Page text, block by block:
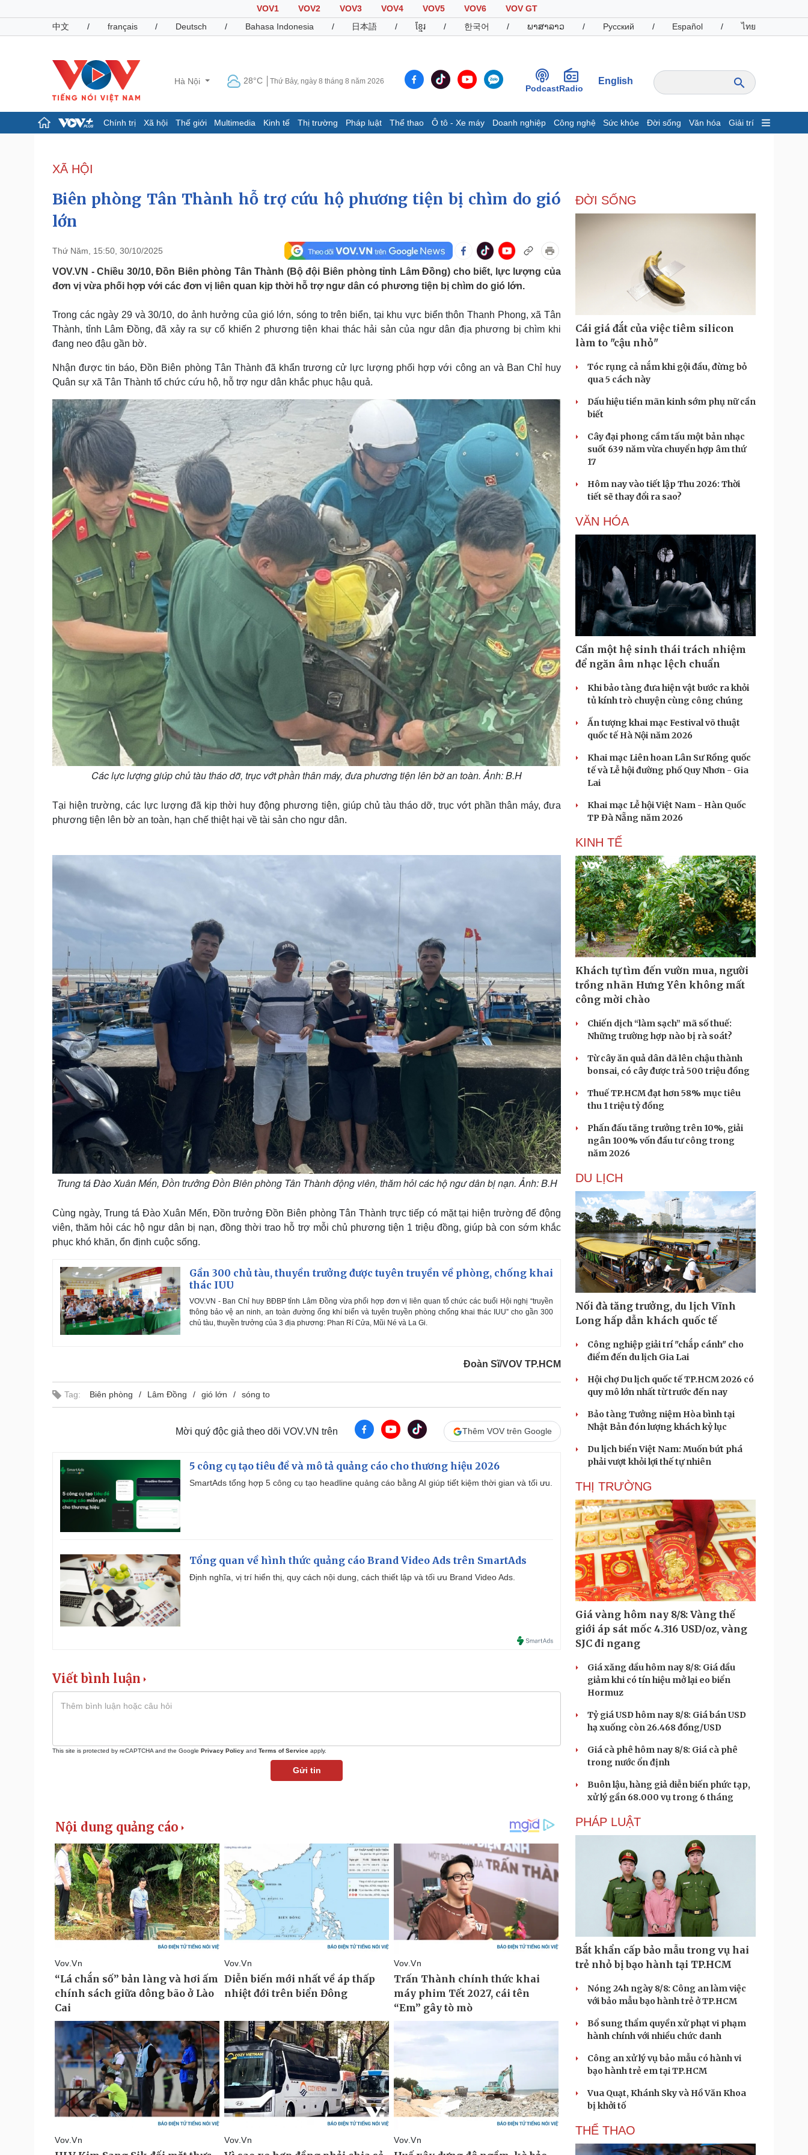
VOV1 VOV2 VOV3 VOV4 VOV5 VOV6
VOV GT
中文
/ français / Deutsch / Bahasa Indonesia / 日本語 / ខ្មែរ / 한국어 / ພາສາລາວ / Русский / Español / ไทย
Hà Nội 28°C Thứ Bảy, ngày 8 tháng 8 năm 2026
PodcastRadio
English
Chính trị Xã hội Thế giới Multimedia Kinh tế Thị trường Pháp luật Thể thao Ô tô - Xe máy Doanh nghiệp Công nghệ Sức khỏe Đời sống Văn hóa Giải trí
Đảng
Tổ chức nhân sự
Nhận diện sự thật
Dấu ấn VOV
Infographic
Giá cà phê
Pháp luật
Tin nóng
Tư vấn luật
Việt Nam
Phân tích
Thể thao
Lịch thi đấu bóng đá
Thế giới thể thao
Hậu trường
Ô tô - Xe máy
Xe máy
Tư vấn
Doanh nghiệp
Doanh nghiệp 24h
Sành điệu
Tin Công nghệ
Trải nghiệm
Chuyển đổi số
Sức khỏe
Dinh dưỡng - món ngon
Cây thuốc
Sản phụ khoa
Nhi khoa
Nam khoa
Làm đẹp - giảm cân
Phòng mạch online
Ăn sạch sống khỏe
Đời sống
Blog
Tình yêu - Gia đình
Văn hóa
Văn học
Âm nhạc
Di sản
Giải trí
Thời trang
Sao Việt
Du lịch
Săn Tour
check-in
Podcast
Đọc truyện đêm khuya
Hạt giống tâm hồn
Cải chính
XÃ HỘI
Biên phòng Tân Thành hỗ trợ cứu hộ phương tiện bị chìm do gió
lớn
Thứ Năm, 15:50, 30/10/2025
VOV.VN - Chiều 30/10, Đồn Biên phòng Tân Thành (Bộ đội Biên phòng tỉnh Lâm Đồng) cho biết, lực lượng của
đơn vị vừa phối hợp với các đơn vị liên quan kịp thời hỗ trợ ngư dân có phương tiện bị chìm do gió lớn.
Trong các ngày 29 và 30/10, do ảnh hưởng của gió lớn, sóng to trên biển, tại khu vực biển thôn Thanh Phong, xã Tân
Thành, tỉnh Lâm Đồng, đã xảy ra sự cố khiến 2 phương tiện khai thác hải sản của ngư dân địa phương bị chìm khi
đang neo đậu gần bờ.
Nhận được tin báo, Đồn Biên phòng Tân Thành đã khẩn trương cử lực lượng phối hợp với công an và Ban Chỉ huy
Quân sự xã Tân Thành tổ chức cứu hộ, hỗ trợ ngư dân khắc phục hậu quả.
Các lực lượng giúp chủ tàu tháo dỡ, trục vớt phần thân máy, đưa phương tiện lên bờ an toàn. Ảnh: B.H
Tại hiện trường, các lực lượng đã kịp thời huy động phương tiện, giúp chủ tàu tháo dỡ, trục vớt phần thân máy, đưa
phương tiện lên bờ an toàn, hạn chế thiệt hại về tài sản cho ngư dân.
Trung tá Đào Xuân Mến, Đồn trưởng Đồn Biên phòng Tân Thành động viên, thăm hỏi các hộ ngư dân bị nạn. Ảnh: B.H
Cùng ngày, Trung tá Đào Xuân Mến, Đồn trưởng Đồn Biên phòng Tân Thành trực tiếp có mặt tại hiện trường để động
viên, thăm hỏi các hộ ngư dân bị nạn, đồng thời trao hỗ trợ mỗi chủ phương tiện 1 triệu đồng, giúp bà con sớm khắc
phục khó khăn, ổn định cuộc sống.
Gần 300 chủ tàu, thuyền trưởng được tuyên truyền về phòng, chống khai
thác IUU
VOV.VN - Ban Chỉ huy BĐBP tỉnh Lâm Đồng vừa phối hợp đơn vị liên quan tổ chức các buổi Hội nghị “truyền
thông bảo vệ an ninh, an toàn đường ống khí biển và tuyên truyền phòng chống khai thác IUU” cho gần 300
chủ tàu, thuyền trưởng của 3 địa phương: Phan Rí Cửa, Mũi Né và La Gi.
Đoàn Sĩ/VOV TP.HCM
Tag: Biên phòng Lâm Đồng gió lớn sóng to
Mời quý độc giả theo dõi VOV.VN trên Thêm VOV trên Google
5 công cụ tạo tiêu đề và mô tả quảng cáo cho thương hiệu 2026
SmartAds tổng hợp 5 công cụ tạo headline quảng cáo bằng AI giúp tiết kiệm thời gian và tối ưu.
Tổng quan về hình thức quảng cáo Brand Video Ads trên SmartAds
Định nghĩa, vị trí hiển thị, quy cách nội dung, cách thiết lập và tối ưu Brand Video Ads.
Viết bình luận
This site is protected by reCAPTCHA and the Google Privacy Policy and Terms of Service apply.
Gửi tin
ĐỜI SỐNG
Cái giá đắt của việc tiêm silicon
làm to "cậu nhỏ"
Tóc rụng cả nắm khi gội đầu, đừng bỏ
qua 5 cách này
Dấu hiệu tiền mãn kinh sớm phụ nữ cần
biết
Cây đại phong cầm tấu một bản nhạc
suốt 639 năm vừa chuyển hợp âm thứ
17
Hôm nay vào tiết lập Thu 2026: Thời
tiết sẽ thay đổi ra sao?
VĂN HÓA
Cần một hệ sinh thái trách nhiệm
để ngăn âm nhạc lệch chuẩn
Khi bảo tàng đưa hiện vật bước ra khỏi
tủ kính trò chuyện cùng công chúng
Ấn tượng khai mạc Festival võ thuật
quốc tế Hà Nội năm 2026
Khai mạc Liên hoan Lân Sư Rồng quốc
tế và Lễ hội đường phố Quy Nhơn - Gia
Lai
Khai mạc Lễ hội Việt Nam - Hàn Quốc
TP Đà Nẵng năm 2026
KINH TẾ
Khách tự tìm đến vườn mua, người
trồng nhãn Hưng Yên không mất
công mời chào
Chiến dịch “làm sạch” mã số thuế:
Những trường hợp nào bị rà soát?
Từ cây ăn quả dân dã lên chậu thành
bonsai, có cây được trả 500 triệu đồng
Thuế TP.HCM đạt hơn 58% mục tiêu
thu 1 triệu tỷ đồng
Phấn đấu tăng trưởng trên 10%, giải
ngân 100% vốn đầu tư công trong
năm 2026
DU LỊCH
Nối đà tăng trưởng, du lịch Vĩnh
Long hấp dẫn khách quốc tế
Công nghiệp giải trí "chắp cánh" cho
điểm đến du lịch Gia Lai
Hội chợ Du lịch quốc tế TP.HCM 2026 có
quy mô lớn nhất từ trước đến nay
Bảo tàng Tưởng niệm Hòa bình tại
Nhật Bản đón lượng khách kỷ lục
Du lịch biển Việt Nam: Muốn bứt phá
phải vượt khỏi lợi thế tự nhiên
THỊ TRƯỜNG
Giá vàng hôm nay 8/8: Vàng thế
giới áp sát mốc 4.316 USD/oz, vàng
SJC đi ngang
Giá xăng dầu hôm nay 8/8: Giá dầu
giảm khi có tín hiệu mở lại eo biển
Hormuz
Tỷ giá USD hôm nay 8/8: Giá bán USD
hạ xuống còn 26.468 đồng/USD
Giá cà phê hôm nay 8/8: Giá cà phê
trong nước ổn định
Buôn lậu, hàng giả diễn biến phức tạp,
xử lý gần 68.000 vụ trong 6 tháng
PHÁP LUẬT
Bắt khẩn cấp bảo mẫu trong vụ hai
trẻ nhỏ bị bạo hành tại TP.HCM
Nóng 24h ngày 8/8: Công an làm việc
với bảo mẫu bạo hành trẻ ở TP.HCM
Bổ sung thẩm quyền xử phạt vi phạm
hành chính với nhiều chức danh
Công an xử lý vụ bảo mẫu có hành vi
bạo hành trẻ em tại TP.HCM
Vua Quạt, Khánh Sky và Hồ Văn Khoa
bị khởi tố
THỂ THAO